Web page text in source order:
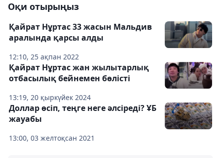
Оқи отырыңыз
12:10, 25 ақпан 2022
Қайрат Нұртас 33 жасын Мальдив
аралында қарсы алды
13:19, 20 қыркүйек 2024
Қайрат Нұртас жан жылытарлық
отбасылық бейнемен бөлісті
13:00, 03 желтоқсан 2021
Доллар өсіп, теңге неге әлсіреді? ҰБ
жауабы